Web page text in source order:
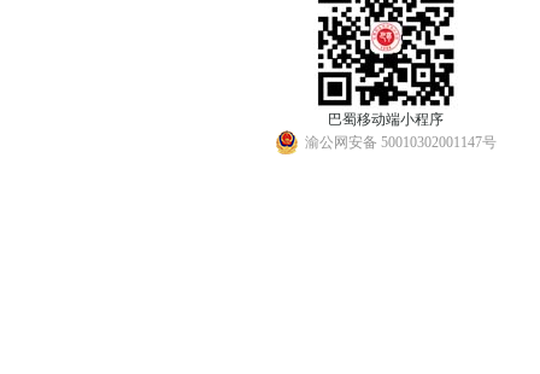
巴蜀移动端小程序
渝公网安备 50010302001147号